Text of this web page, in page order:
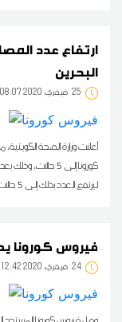
ارتفاع عدد
البحرين
25 08:07 2020 فيفري
كورونا إلى 5
ليرتفع العدد بذلك إلى 5 حالات مؤكدة في أقل من 24 ساعة
فيروس كورونا
24 12:42 2020 فيفري